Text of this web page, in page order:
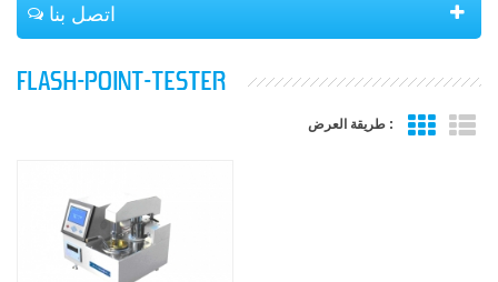
اتصل بنا
FLASH-POINT-TESTER
طريقة العرض :